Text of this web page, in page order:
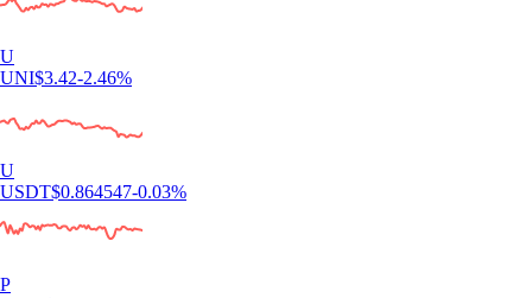
U
UNI$3.42-2.46%
U
USDT$0.864547-0.03%
P